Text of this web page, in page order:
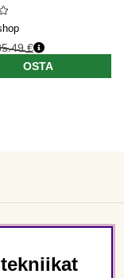
€
OSTA